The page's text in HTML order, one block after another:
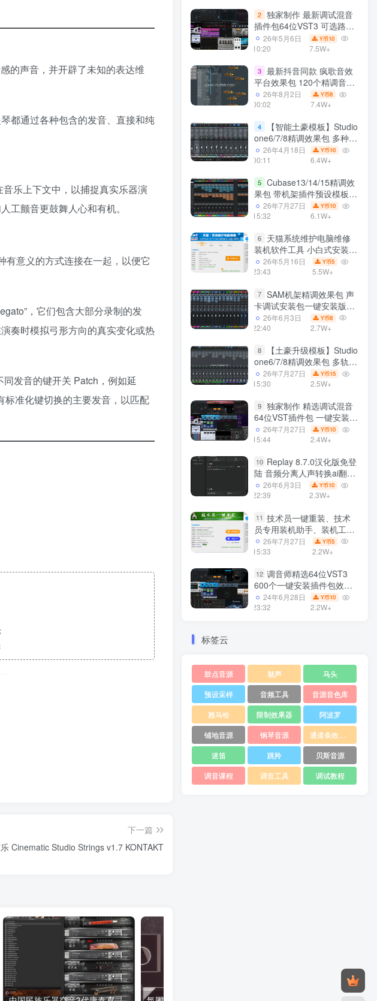
的声音，并开辟了未知的表达维
都通过各种包含的发音、直接和纯
乐上下文中，以捕捉真实乐器演
工颤音更鼓舞人心和有机。
意义的方式连接在一起，以便它
，它们包含大部分录制的发
奏时模拟弓形方向的真实变化或热
发音的键开关 Patch，例如延
准化键切换的主要发音，以匹配
下一篇
Cinematic Studio Strings v1.7 KONTAKT
2 独家制作 最新调试混音
插件包64位VST3 可选路径
一键安装550个效果器合集
v3.0 WiN 支持定制
26年5月6日
10:20
Y币10
7.5W+
3 最新抖音同款 疯歌音效
平台效果包 120个精调音效
包+软件自带170个音效
+600个插件 带安装教程全
26年8月2日
00:02
Y币8
7.4W+
4
【智能土豪模板】Studio
one6/7/8精调效果包 多种效
果模式可选 声卡调试好预设
带插件全套文件
26年4月18日
00:11
Y币10
6.4W+
5 Cubase13/14/15精调效
果包 带机架插件预设模板
声卡调试好效果工程文件
26年7月27日
15:32
Y币10
6.1W+
6
天猫系统维护电脑维修
装机软件工具 小白式安装
完全一键安装系统 电脑系统
装机软件 一键重装系统
26年5月16日
23:43
Y币5
5.5W+
7 SAM机架精调效果包 声
卡调试安装包一键安装版模
板 带插件预设效果文件
26年6月3日
22:40
Y币8
2.7W+
8
【土豪升级模板】Studio
one6/7/8精调效果包 多轨道
效果模式可选 声卡调试好预
设模板 带插件全套文件
26年7月27日
15:30
Y币15
2.5W+
9 独家制作 精选调试混音
64位VST插件包 一键安装
600个效果器合集v2.0 WiN
支持定制
26年7月27日
15:44
Y币10
2.4W+
10 Replay 8.7.0汉化版免登
陆 音频分离人声转换ai翻唱
支持50系显卡 一键安装
WiN
26年6月3日
22:39
Y币10
2.3W+
11 技术员一键重装、技术
员专用装机助手、装机工
具、电脑系统装机软件丶一
键安装系统
26年7月27日
15:33
Y币5
2.2W+
12 调音师精选64位VST3
600个一键安装插件包效果
器集合10G WiN
24年6月28日
23:32
Y币10
2.2W+
标签云
鼓点音源 魅声
马头
预设采样
音频工具
音源音色库
雅马哈
限制效果器
阿波罗
铺地音源
钢琴音源
通道条效果器
迷笛
跳羚
贝斯音源
调音课程
调音工具 调试教程